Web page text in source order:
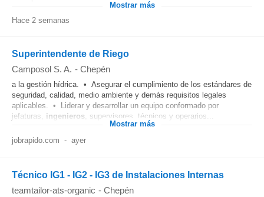
Mostrar más
Hace 2 semanas
Superintendente de Riego
Camposol S. A. - Chepén
a la gestión hídrica. • Asegurar el cumplimiento de los estándares de
seguridad, calidad, medio ambiente y demás requisitos legales
aplicables. • Liderar y desarrollar un equipo conformado por
jefaturas, ingenieros , supervisores, técnicos y operarios...
Mostrar más
jobrapido.com - ayer
Técnico IG1 - IG2 - IG3 de Instalaciones Internas
teamtailor-ats-organic - Chepén